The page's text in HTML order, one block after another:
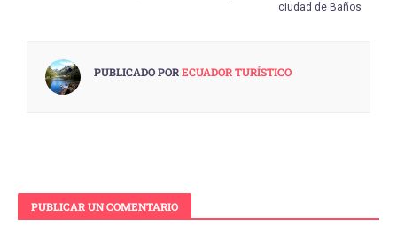
ciudad de Baños
PUBLICADO PORECUADOR TURÍSTICO
PUBLICAR UN COMENTARIO